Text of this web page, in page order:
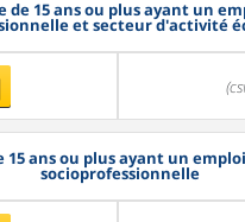
15 ans ou plus ayant un
et secteur d'activité
ans ou plus ayant un
socioprofessionnelle